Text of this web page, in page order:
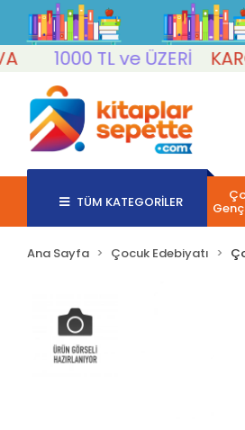
1000 TL ve ÜZERİ
TÜM KATEGORİLER
Ana Sayfa Çocuk Edebiyatı